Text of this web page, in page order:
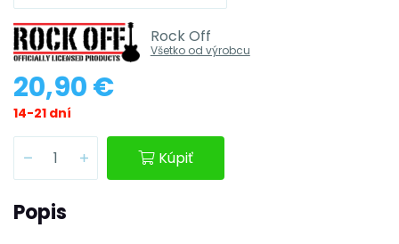
Rock Off
Všetko od výrobcu
20,90 €
14-21 dní
Kúpiť
Popis